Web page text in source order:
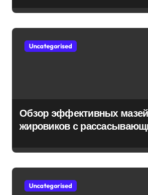
Uncategorised
Обзор эффективных
жировиков с
Uncategorised